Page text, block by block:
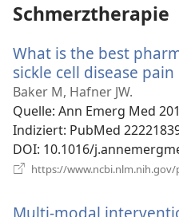
Schmerztherapie
What is the best
sickle cell disease pain
Baker M, Hafner JW.
Quelle‎: Ann Emerg Med
Indiziert‎: PubMed
DOI‎: 10.1016/
https://www.ncbi.nlm.nih.gov/